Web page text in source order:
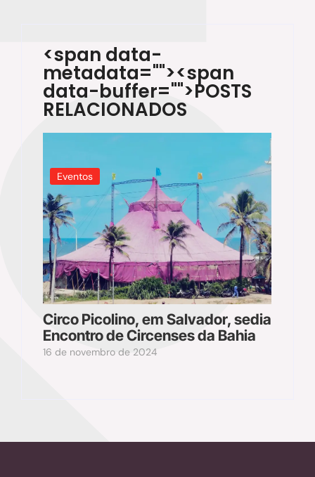
<span data-
metadata=""><span
data-buffer="">POSTS
RELACIONADOS
Eventos
Circo Picolino, em Salvador, sedia
Encontro de Circenses da Bahia
16 de novembro de 2024